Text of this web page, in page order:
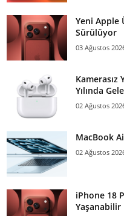
Yeni Apple
Sürülüyor
03 Ağustos
Kamerasız
Yılında
02 Ağustos
MacBook
02 Ağustos
iPhone 18
Yaşanabilir